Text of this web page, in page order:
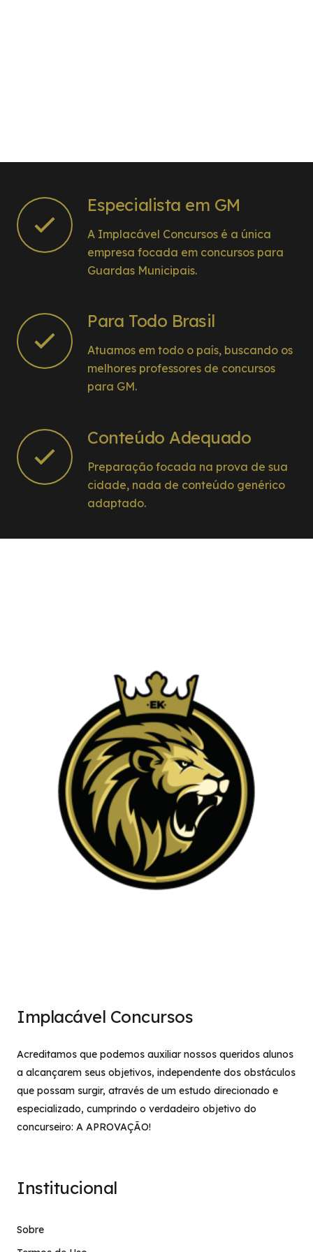
Especialista em GM
A Implacável Concursos é a única
empresa focada em concursos para
Guardas Municipais.
Para Todo Brasil
Atuamos em todo o país, buscando os
melhores professores de concursos
para GM.
Conteúdo Adequado
Preparação focada na prova de sua
cidade, nada de conteúdo genérico
adaptado.
Implacável Concursos
Acreditamos que podemos auxiliar nossos queridos alunos
a alcançarem seus objetivos, independente dos obstáculos
que possam surgir, através de um estudo direcionado e
especializado, cumprindo o verdadeiro objetivo do
concurseiro: A APROVAÇÃO!
Institucional
Sobre